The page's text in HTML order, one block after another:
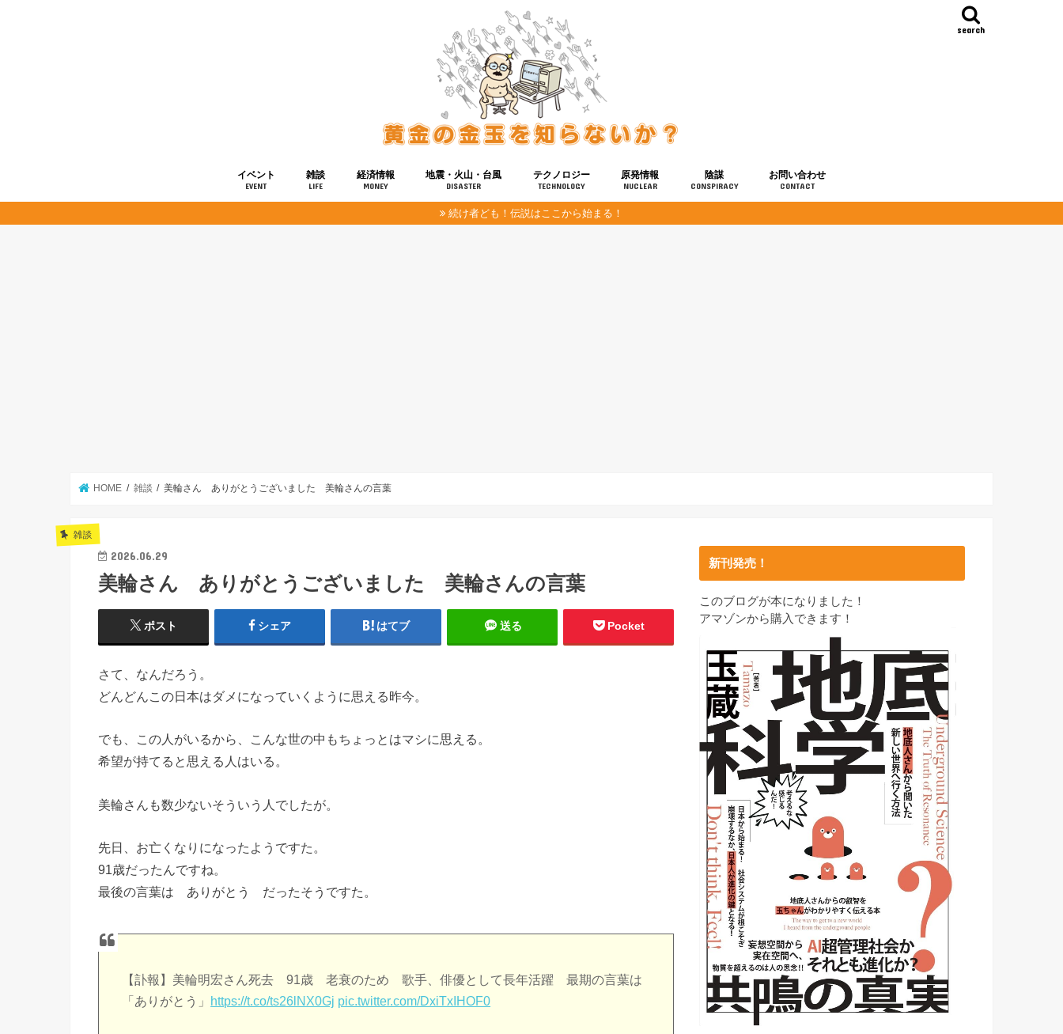
search
イベント
EVENT
雑談
LIFE
経済情報
MONEY
地震・火山・台風
DISASTER
テクノロジー
TECHNOLOGY
健康
宇宙
原発情報
NUCLEAR
陰謀
CONSPIRACY
お問い合わせ
CONTACT
続け者ども！伝説はここから始まる！
HOME 雑談 美輪さん ありがとうございました 美輪さんの言葉
雑談
2026.06.29
美輪さん ありがとうございました 美輪さんの言葉
ポスト シェア はてブ 送る Pocket
さて、なんだろう。
どんどんこの日本はダメになっていくように思える昨今。
でも、この人がいるから、こんな世の中もちょっとはマシに思える。
希望が持てると思える人はいる。
美輪さんも数少ないそういう人でしたが。
先日、お亡くなりになったようですた。
91歳だったんですね。
最後の言葉は ありがとう だったそうですた。
【訃報】美輪明宏さん死去 91歳 老衰のため 歌手、俳優として長年活躍 最期の言葉は
「ありがとう」
https://t.co/ts26lNX0Gj pic.twitter.com/DxiTxIHOF0
新刊発売！
このブログが本になりました！
アマゾンから購入できます！